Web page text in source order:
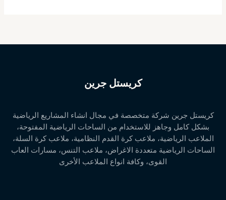
كريستل جرين
كريستل جرين شركة متخصصة في مجال انشاء المشاريع الرياضية
بشكل كامل وجاهز للاستخدام من الساحات الرياضية المفتوحة،
الملاعب الرياضية، ملاعب كرة القدم النظامية، ملاعب كرة السلة،
الساحات الرياضية متعددة الاغراض، ملاعب التنس، مسارات العاب
القوى، وكافة انواع الملاعب الأخرى